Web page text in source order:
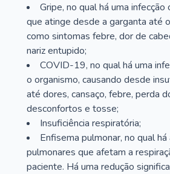
Gripe, no qual há uma infecção
que atinge desde a garganta até
como sintomas febre, dor de
nariz entupido;
COVID-19, no qual há uma
o organismo, causando desde
até dores, cansaço, febre, perda
desconfortos e tosse;
Insuficiência respiratória;
Enfisema pulmonar, no qual
pulmonares que afetam a
paciente. Há uma redução